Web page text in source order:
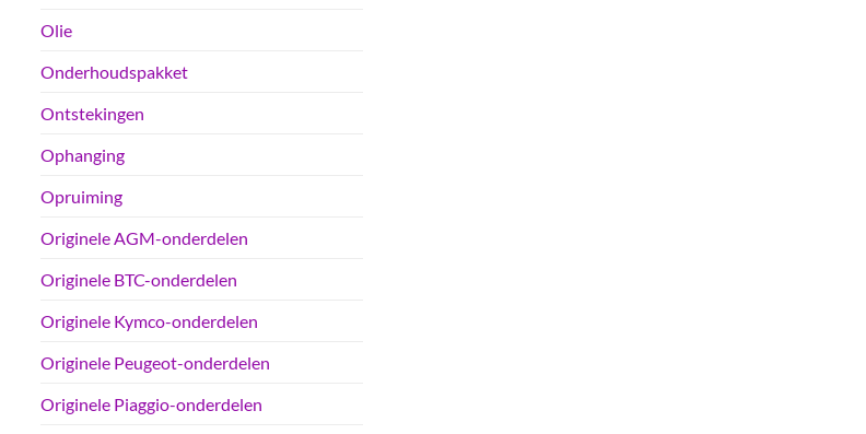
Olie
Onderhoudspakket
Ontstekingen
Ophanging
Opruiming
Originele AGM-onderdelen
Originele BTC-onderdelen
Originele Kymco-onderdelen
Originele Peugeot-onderdelen
Originele Piaggio-onderdelen